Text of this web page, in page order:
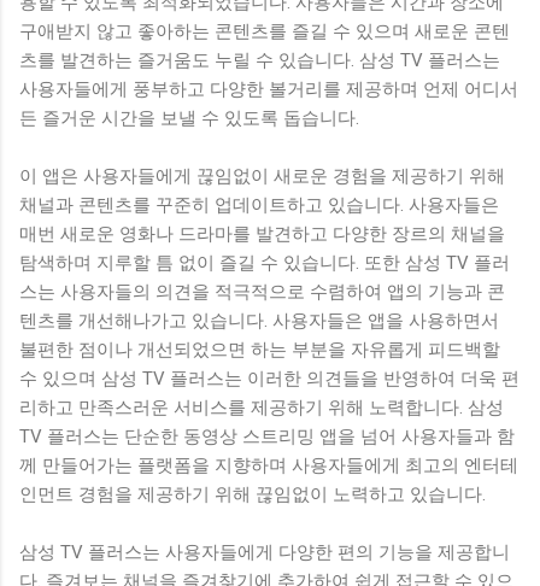
구애받지 않고 좋아하는 콘텐츠를 즐길 수 있으며 새로운 콘텐
츠를 발견하는 즐거움도 누릴 수 있습니다. 삼성 TV 플러스는
사용자들에게 풍부하고 다양한 볼거리를 제공하며 언제 어디서
든 즐거운 시간을 보낼 수 있도록 돕습니다.
이 앱은 사용자들에게 끊임없이 새로운 경험을 제공하기 위해
채널과 콘텐츠를 꾸준히 업데이트하고 있습니다. 사용자들은
매번 새로운 영화나 드라마를 발견하고 다양한 장르의 채널을
탐색하며 지루할 틈 없이 즐길 수 있습니다. 또한 삼성 TV 플러
스는 사용자들의 의견을 적극적으로 수렴하여 앱의 기능과 콘
텐츠를 개선해나가고 있습니다. 사용자들은 앱을 사용하면서
불편한 점이나 개선되었으면 하는 부분을 자유롭게 피드백할
수 있으며 삼성 TV 플러스는 이러한 의견들을 반영하여 더욱 편
리하고 만족스러운 서비스를 제공하기 위해 노력합니다. 삼성
TV 플러스는 단순한 동영상 스트리밍 앱을 넘어 사용자들과 함
께 만들어가는 플랫폼을 지향하며 사용자들에게 최고의 엔터테
인먼트 경험을 제공하기 위해 끊임없이 노력하고 있습니다.
삼성 TV 플러스는 사용자들에게 다양한 편의 기능을 제공합니
다. 즐겨보는 채널을 즐겨찾기에 추가하여 쉽게 접근할 수 있으